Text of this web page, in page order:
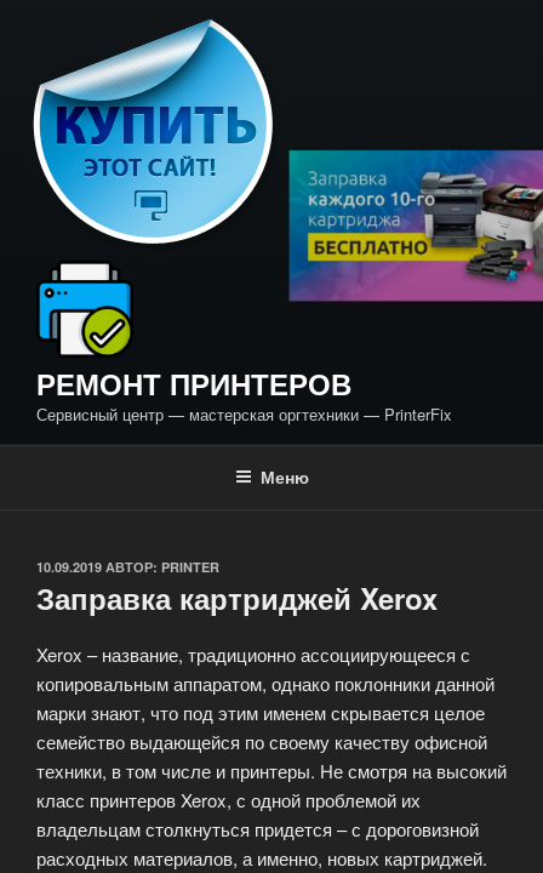
содержимому
РЕМОНТ ПРИНТЕРОВ
Сервисный центр — мастерская оргтехники — PrinterFix
Меню
ОПУБЛИКОВАНО
10.09.2019 АВТОР: PRINTER
Заправка картриджей Xerox
Xerox – название, традиционно ассоциирующееся с
копировальным аппаратом, однако поклонники данной
марки знают, что под этим именем скрывается целое
семейство выдающейся по своему качеству офисной
техники, в том числе и принтеры. Не смотря на высокий
класс принтеров Xerox, с одной проблемой их
владельцам столкнуться придется – с дороговизной
расходных материалов, а именно, новых картриджей.